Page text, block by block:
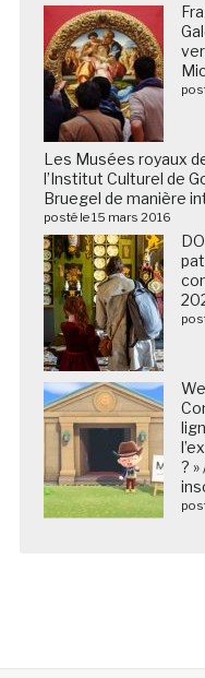
Les Musées royaux
l’Institut Culturel de
Bruegel de manière
posté le 15 mars 2016
?